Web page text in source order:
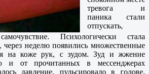
тревога и
паника стали
отпускать,
Психологически стала
через неделю появились множественные
на коже рук, с зудом. Зуд и жжение
и от прочитанных в мессенджерах
давление, пульсировало в голове,